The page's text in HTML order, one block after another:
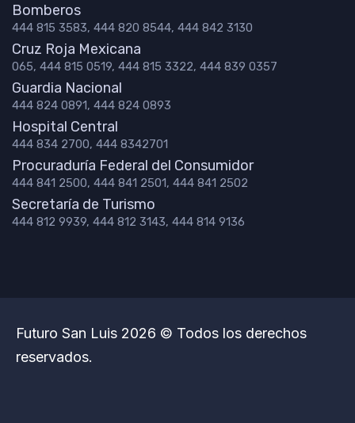
Bomberos
444 815 3583, 444 820 8544, 444 842 3130
Cruz Roja Mexicana
065, 444 815 0519, 444 815 3322, 444 839 0357
Guardia Nacional
444 824 0891, 444 824 0893
Hospital Central
444 834 2700, 444 8342701
Procuraduría Federal del Consumidor
444 841 2500, 444 841 2501, 444 841 2502
Secretaría de Turismo
444 812 9939, 444 812 3143, 444 814 9136
Futuro San Luis 2026 © Todos los derechos
reservados.